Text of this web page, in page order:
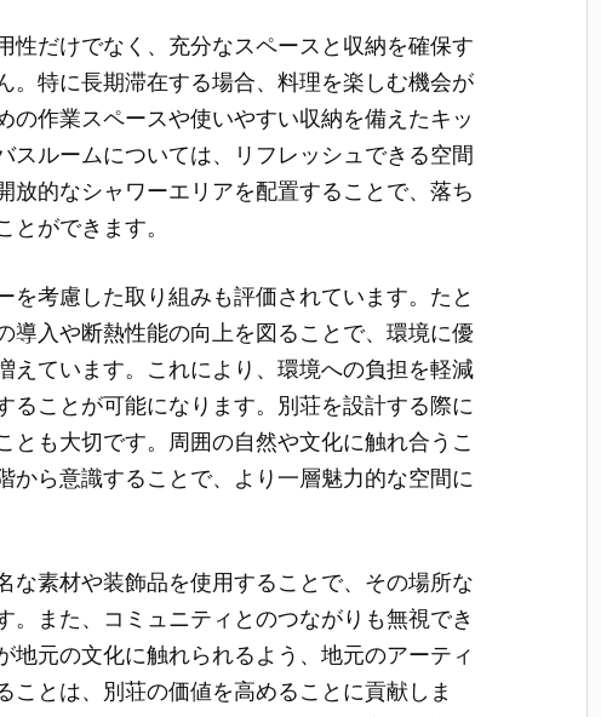
性だけでなく、充分なスペースと収納を確保す
。特に長期滞在する場合、料理を楽しむ機会が
の作業スペースや使いやすい収納を備えたキッ
スルームについては、リフレッシュできる空間
放的なシャワーエリアを配置することで、落ち
ができます。
を考慮した取り組みも評価されています。たと
導入や断熱性能の向上を図ることで、環境に優
えています。これにより、環境への負担を軽減
ることが可能になります。別荘を設計する際に
とも大切です。周囲の自然や文化に触れ合うこ
から意識することで、より一層魅力的な空間に
な素材や装飾品を使用することで、その場所な
。また、コミュニティとのつながりも無視でき
地元の文化に触れられるよう、地元のアーティ
ことは、別荘の価値を高めることに貢献しま